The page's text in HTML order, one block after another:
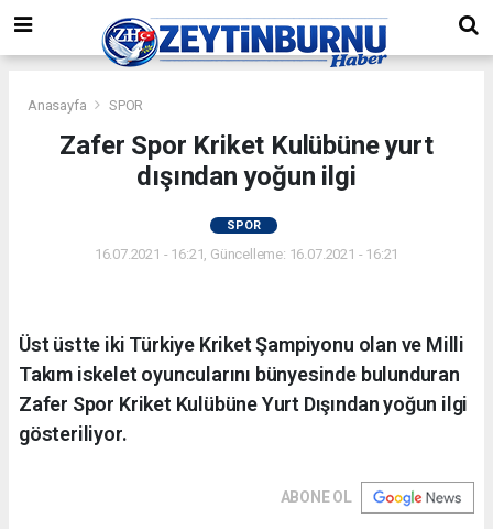
Anasayfa SPOR
Zafer Spor Kriket Kulübüne yurt
dışından yoğun ilgi
SPOR
16.07.2021 - 16:21, Güncelleme: 16.07.2021 - 16:21
Üst üstte iki Türkiye Kriket Şampiyonu olan ve Milli
Takım iskelet oyuncularını bünyesinde bulunduran
Zafer Spor Kriket Kulübüne Yurt Dışından yoğun ilgi
gösteriliyor.
ABONE OL